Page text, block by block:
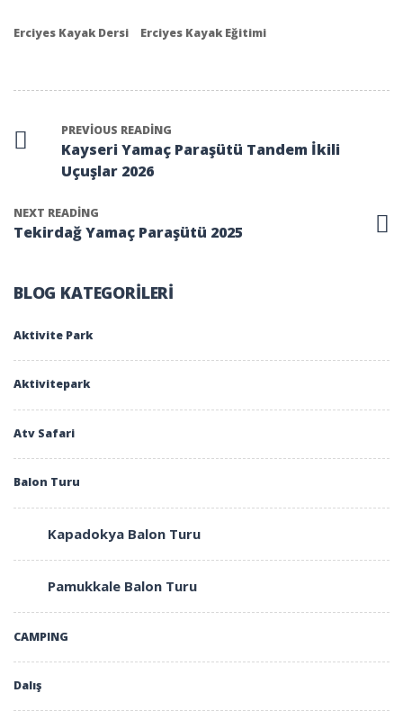
Erciyes Kayak Dersi Erciyes Kayak Eğitimi
PREVIOUS READING
Kayseri Yamaç Paraşütü Tandem İkili
Uçuşlar 2026
NEXT READING
Tekirdağ Yamaç Paraşütü 2025
BLOG KATEGORILERI
Aktivite Park
Aktivitepark
Atv Safari
Balon Turu
Kapadokya Balon Turu
Pamukkale Balon Turu
CAMPING
Dalış